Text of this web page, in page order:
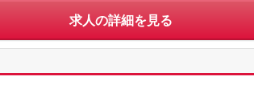
求人の詳細を見る